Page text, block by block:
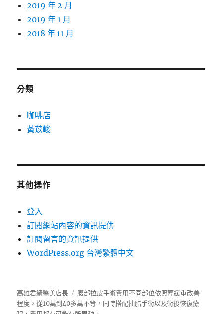
2019 年 2 月
2019 年 1 月
2018 年 11 月
分類
咖啡店
黃苡峻
其他操作
登入
訂閱網站內容的資訊提供
訂閱留言的資訊提供
WordPress.org 台灣繁體中文
高雄君綺醫美店長
腹部拉皮手術費用不同部位依照輕緩重改善
程度，從10萬到40多萬不等，同時搭配抽脂手術以及術後恢復療